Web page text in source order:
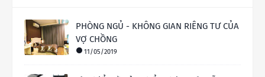
PHÒNG NGỦ - KHÔNG GIAN RIÊNG TƯ CỦA
VỢ CHỒNG
11/05/2019